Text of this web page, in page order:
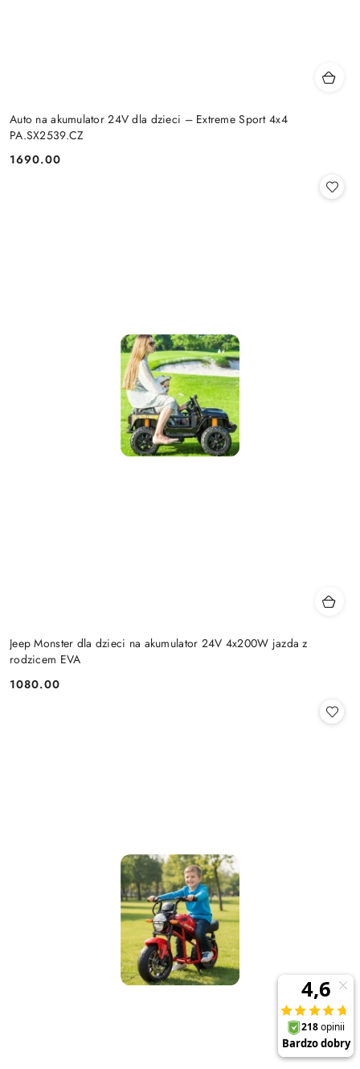
Auto na akumulator 24V dla dzieci – Extreme Sport 4x4
PA.SX2539.CZ
Cena:
1690.00
Jeep Monster dla dzieci na akumulator 24V 4x200W jazda z
rodzicem EVA
Cena:
1080.00